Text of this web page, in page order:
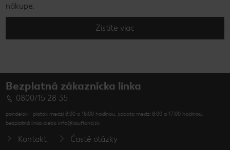
nákupe.
Zistite viac
Bezplatná zákaznícka linka
0800/15 28 35
pondelok - piatok medzi 8:00 a 18:00 hodinou, sobota medzi 8:00 a 17:00 hodinou,
bezplatná linka alebo info@kaufland.sk
Kontakt Časté otázky